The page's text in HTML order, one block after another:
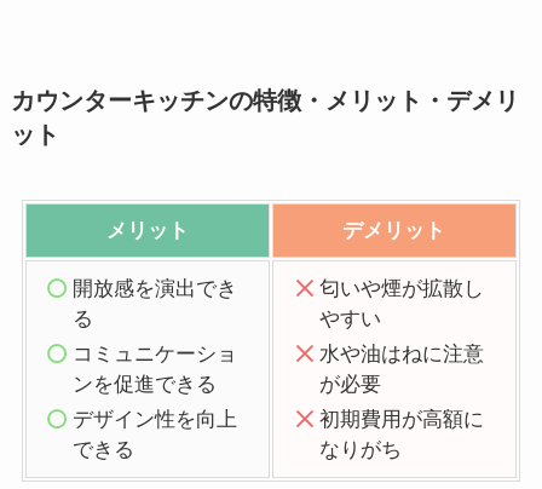
カウンターキッチンの特徴・メリット・デメリ
ット
メリット デメリット
開放感を演出でき
る
コミュニケーショ
ンを促進できる
デザイン性を向上
できる
匂いや煙が拡散し
やすい
水や油はねに注意
が必要
初期費用が高額に
なりがち